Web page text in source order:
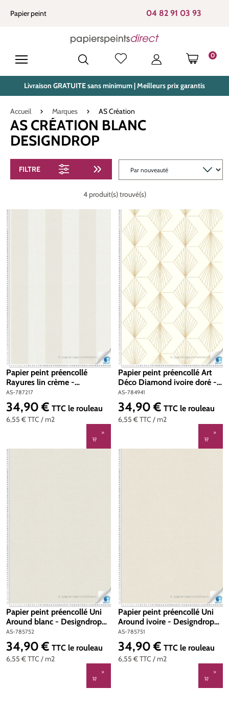
principal
Papier peint 04 82 91 03 93
0
LE
Livraison GRATUITE sans minimum | Meilleurs prix garantis
Accueil Marques AS Création
AS CRÉATION BLANC
DESIGNDROP
FILTRE
4 produit(s) trouvé(s)
Papier peint préencollé
Rayures lin crème -
Designdrop d'A.S. Création |
Réf. AS-787217
AS-787217
6,55 €TTC / m2
Prix régulier :
34,90 € TTC le rouleau
Papier peint préencollé Art
Déco Diamond ivoire doré -
Designdrop d'A.S. Création |
Réf. AS-784941
AS-784941
6,55 €TTC / m2
Prix régulier :
34,90 € TTC le rouleau
Papier peint préencollé Uni
Around blanc - Designdrop
d'A.S. Création | Réf. AS-
785752
AS-785752
6,55 €TTC / m2
Prix régulier :
34,90 € TTC le rouleau
Papier peint préencollé Uni
Around ivoire - Designdrop
d'A.S. Création | Réf. AS-
785751
AS-785751
6,55 €TTC / m2
Prix régulier :
34,90 € TTC le rouleau